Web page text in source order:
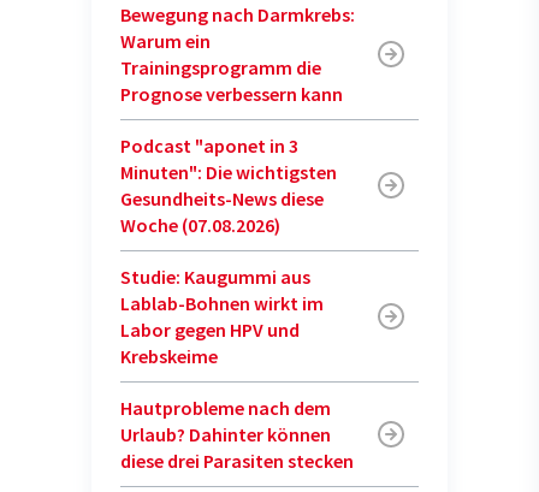
Bewegung nach Darmkrebs:
Warum ein
Trainingsprogramm die
Prognose verbessern kann
Podcast "aponet in 3
Minuten": Die wichtigsten
Gesundheits-News diese
Woche (07.08.2026)
Studie: Kaugummi aus
Lablab-Bohnen wirkt im
Labor gegen HPV und
Krebskeime
Hautprobleme nach dem
Urlaub? Dahinter können
diese drei Parasiten stecken